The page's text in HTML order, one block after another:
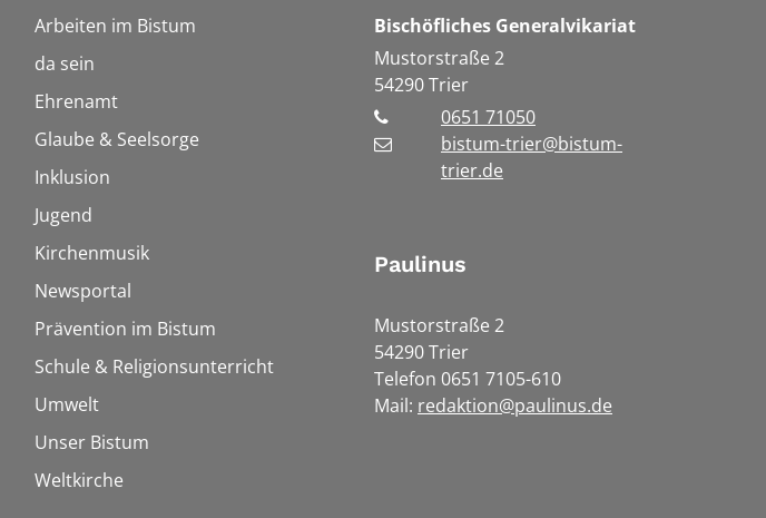
Arbeiten im Bistum
da sein
Ehrenamt
Glaube & Seelsorge
Inklusion
Jugend
Kirchenmusik
Newsportal
Prävention im Bistum
Schule & Religionsunterricht
Umwelt
Unser Bistum
Weltkirche
Bischöfliches Generalvikariat
Mustorstraße 2
54290Trier
0651 71050
bistum-trier@bistum-
trier.de
Paulinus
Mustorstraße 2
54290 Trier
Telefon 0651 7105-610
Mail: redaktion@paulinus.de